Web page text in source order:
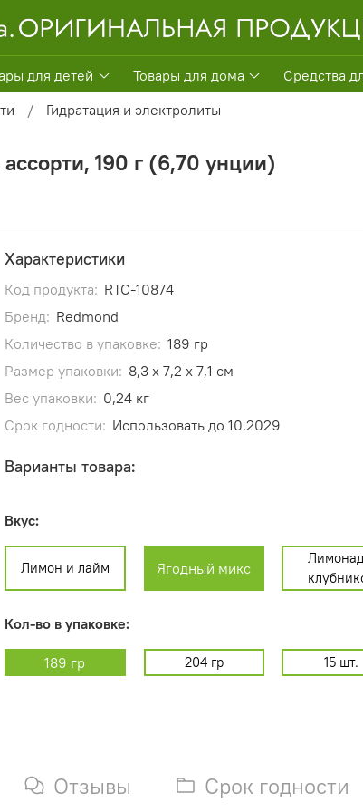
для детей Товары для дома Средства
Гидратация и электролиты
190 г (6,70 унции)
Характеристики
Код продукта: RTC-10874
Бренд: Redmond
Количество в упаковке: 189 гр
Размер упаковки: 8,3 x 7,2 x 7,1 см
Вес упаковки: 0,24 кг
Срок годности: Использовать до 10.2029
Варианты товара:
Вкус:
Лимон и лайм Ягодный микс
Кол-во в упаковке:
189 гр 204 гр 15 шт.
Отзывы Срок годности